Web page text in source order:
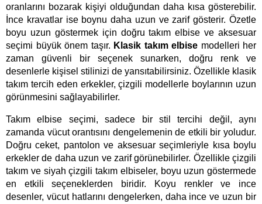
oranlarını bozarak kişiyi olduğundan daha kısa gösterebilir.
İnce kravatlar ise boynu daha uzun ve zarif gösterir. Özetle
boyu uzun göstermek için doğru takım elbise ve aksesuar
seçimi büyük önem taşır. Klasik takım elbise modelleri her
zaman güvenli bir seçenek sunarken, doğru renk ve
desenlerle kişisel stilinizi de yansıtabilirsiniz. Özellikle klasik
takım tercih eden erkekler, çizgili modellerle boylarının uzun
görünmesini sağlayabilirler.
Takım elbise seçimi, sadece bir stil tercihi değil, aynı
zamanda vücut orantısını dengelemenin de etkili bir yoludur.
Doğru ceket, pantolon ve aksesuar seçimleriyle kısa boylu
erkekler de daha uzun ve zarif görünebilirler. Özellikle çizgili
takım ve siyah çizgili takım elbiseler, boyu uzun göstermede
en etkili seçeneklerden biridir. Koyu renkler ve ince
desenler, vücut hatlarını dengelerken, daha ince ve uzun bir